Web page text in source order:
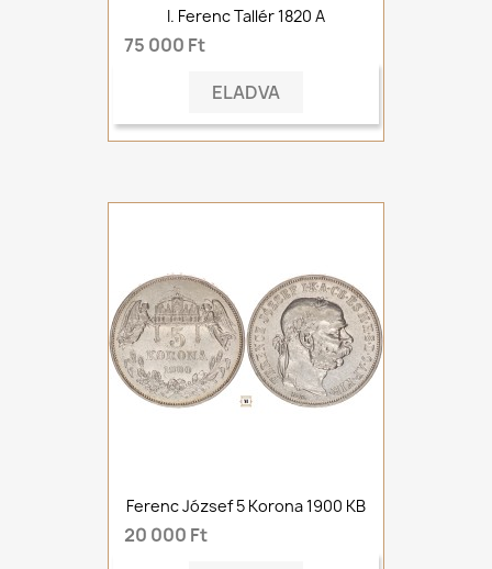
I. Ferenc Tallér 1820 A
75 000 Ft
ELADVA
Ferenc József 5 Korona 1900 KB
20 000 Ft